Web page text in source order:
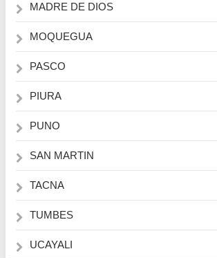
MADRE DE DIOS
MOQUEGUA
PASCO
PIURA
PUNO
SAN MARTIN
TACNA
TUMBES
UCAYALI